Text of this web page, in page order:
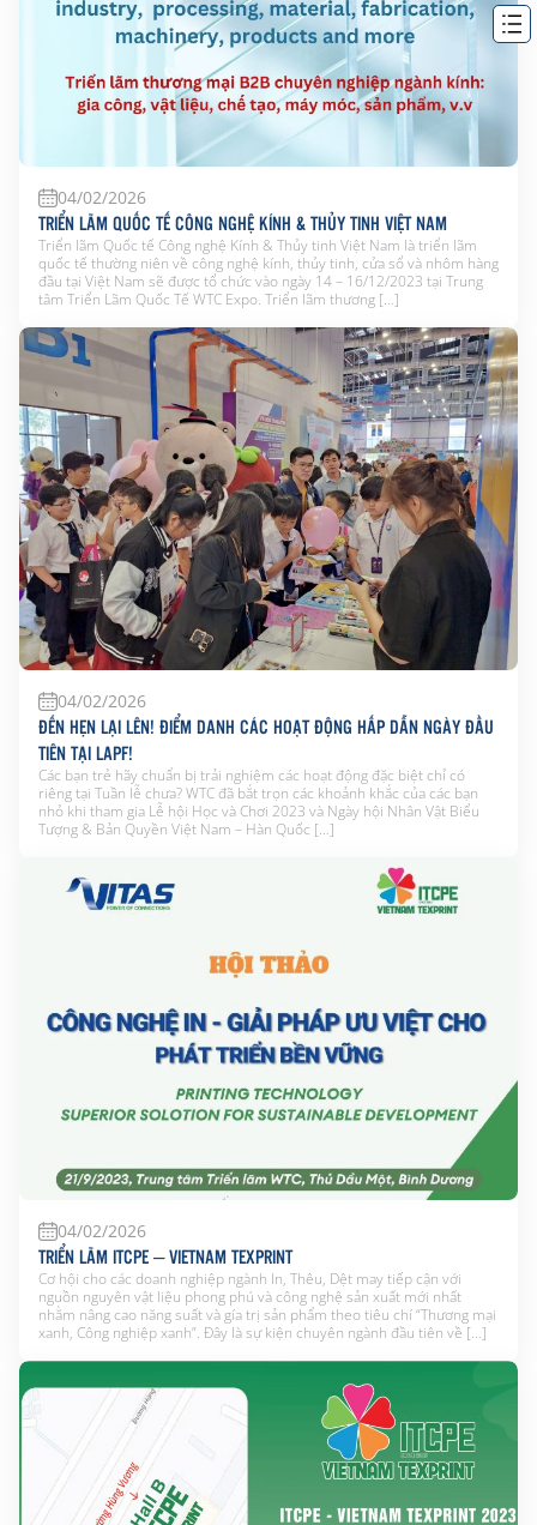
04/02/2026
TRIỂN LÃM QUỐC TẾ CÔNG NGHỆ KÍNH & THỦY TINH VIỆT NAM
Triển lãm Quốc tế Công nghệ Kính & Thủy tinh Việt Nam là triển lãm
quốc tế thường niên về công nghệ kính, thủy tinh, cửa sổ và nhôm hàng
đầu tại Việt Nam sẽ được tổ chức vào ngày 14 – 16/12/2023 tại Trung
tâm Triển Lãm Quốc Tế WTC Expo. Triển lãm thương […]
04/02/2026
ĐẾN HẸN LẠI LÊN! ĐIỂM DANH CÁC HOẠT ĐỘNG HẤP DẪN NGÀY ĐẦU
TIÊN TẠI LAPF!
Các bạn trẻ hãy chuẩn bị trải nghiệm các hoạt động đặc biệt chỉ có
riêng tại Tuần lễ chưa? WTC đã bắt trọn các khoảnh khắc của các bạn
nhỏ khi tham gia Lễ hội Học và Chơi 2023 và Ngày hội Nhân Vật Biểu
Tượng & Bản Quyền Việt Nam – Hàn Quốc […]
04/02/2026
TRIỂN LÃM ITCPE – VIETNAM TEXPRINT
Cơ hội cho các doanh nghiệp ngành In, Thêu, Dệt may tiếp cận với
nguồn nguyên vật liệu phong phú và công nghệ sản xuất mới nhất
nhằm nâng cao năng suất và gía trị sản phẩm theo tiêu chí “Thương mại
xanh, Công nghiệp xanh”. Đây là sự kiện chuyên ngành đầu tiên về […]